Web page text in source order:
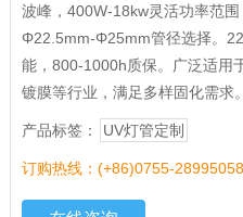
波峰，400W-18kw灵活功率范
Φ22.5mm-Φ25mm管径选择。
能，800-1000h质保。广泛适用
镀膜等行业，满足多样固化需求。
产品标签： UV灯管定制
订购热线：(+86)0755-28995058